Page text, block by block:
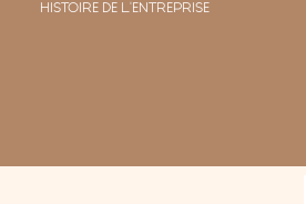
HISTOIRE DE L'ENTREPRISE